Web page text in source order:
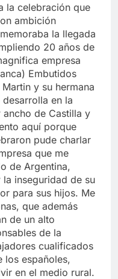
la celebración que
ambición
la llegada
20 años de
empresa
Embutidos
y su hermana
en la
de Castilla y
aquí porque
pude charlar
que me
de Argentina,
inseguridad de su
para sus hijos. Me
que además
de un alto
de la
cualificados
los españoles,
en el medio rural.